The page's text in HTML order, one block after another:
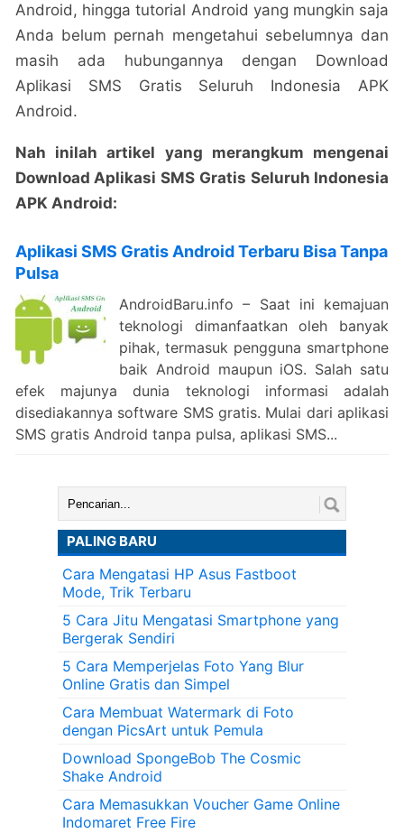
Android, hingga tutorial Android yang mungkin saja
Anda belum pernah mengetahui sebelumnya dan
masih ada hubungannya dengan Download
Aplikasi SMS Gratis Seluruh Indonesia APK
Android.
Nah inilah artikel yang merangkum mengenai
Download Aplikasi SMS Gratis Seluruh Indonesia
APK Android:
Aplikasi SMS Gratis Android Terbaru Bisa Tanpa
Pulsa
AndroidBaru.info – Saat ini kemajuan
teknologi dimanfaatkan oleh banyak
pihak, termasuk pengguna smartphone
baik Android maupun iOS. Salah satu
efek majunya dunia teknologi informasi adalah
disediakannya software SMS gratis. Mulai dari aplikasi
SMS gratis Android tanpa pulsa, aplikasi SMS...
Cari:
PALING BARU
Cara Mengatasi HP Asus Fastboot
Mode, Trik Terbaru
5 Cara Jitu Mengatasi Smartphone yang
Bergerak Sendiri
5 Cara Memperjelas Foto Yang Blur
Online Gratis dan Simpel
Cara Membuat Watermark di Foto
dengan PicsArt untuk Pemula
Download SpongeBob The Cosmic
Shake Android
Cara Memasukkan Voucher Game Online
Indomaret Free Fire